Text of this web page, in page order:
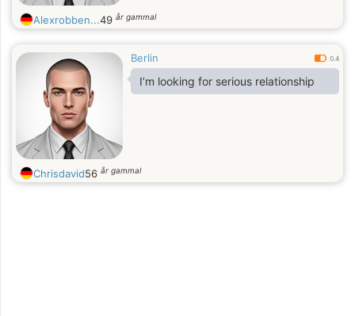
Alexrobben...49 år gammal
Berlin 0.4
I’m looking for serious relationship
Chrisdavid56 år gammal